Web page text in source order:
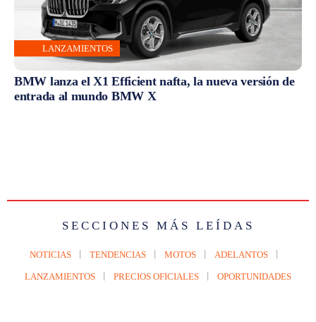
LANZAMIENTOS
BMW lanza el X1 Efficient nafta, la nueva versión de
entrada al mundo BMW X
SECCIONES MÁS LEÍDAS
NOTICIAS TENDENCIAS MOTOS ADELANTOS
LANZAMIENTOS PRECIOS OFICIALES OPORTUNIDADES